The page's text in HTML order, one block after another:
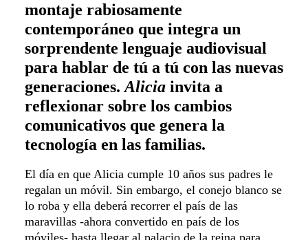
montaje rabiosamente
contemporáneo que integra un
sorprendente lenguaje audiovisual
para hablar de tú a tú con las nuevas
generaciones. Alicia invita a
reflexionar sobre los cambios
comunicativos que genera la
tecnología en las familias.
El día en que Alicia cumple 10 años sus padres le
regalan un móvil. Sin embargo, el conejo blanco se
lo roba y ella deberá recorrer el país de las
maravillas -ahora convertido en país de los
móviles- hasta llegar al palacio de la reina para